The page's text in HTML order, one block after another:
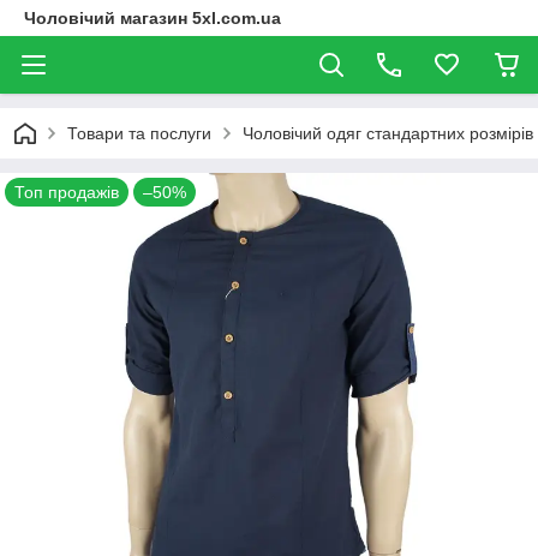
Чоловічий магазин 5xl.com.ua
Товари та послуги Чоловічий одяг стандартних розмірів
Топ продажів –50%